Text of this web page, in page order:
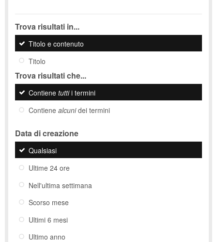
Trova risultati in...
Titolo e contenuto
Titolo
Trova risultati che...
Contiene tuttii termini
Contiene alcunidei termini
Data di creazione
Qualsiasi
Ultime 24 ore
Nell'ultima settimana
Scorso mese
Ultimi 6 mesi
Ultimo anno